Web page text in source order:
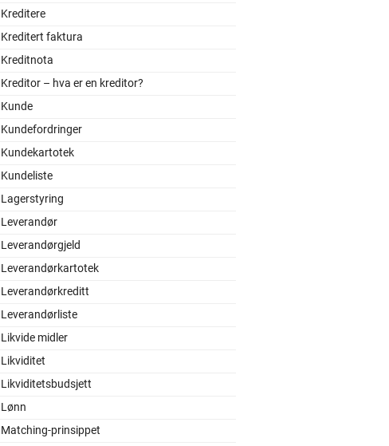
Kreditere
Kreditert faktura
Kreditnota
Kreditor – hva er en kreditor?
Kunde
Kundefordringer
Kundekartotek
Kundeliste
Lagerstyring
Leverandør
Leverandørgjeld
Leverandørkartotek
Leverandørkreditt
Leverandørliste
Likvide midler
Likviditet
Likviditetsbudsjett
Lønn
Matching-prinsippet